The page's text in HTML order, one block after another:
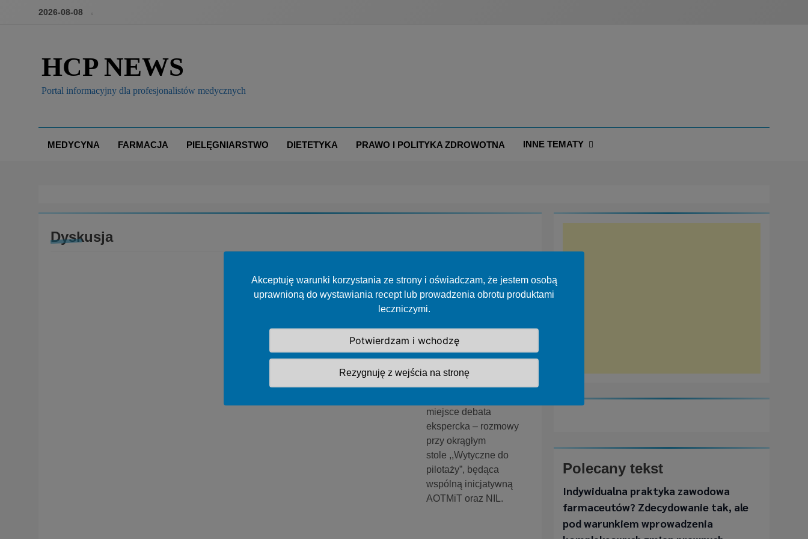
2026-08-08
HCP NEWS
Portal informacyjny dla profesjonalistów medycznych
MEDYCYNA FARMACJA PIELĘGNIARSTWO DIETETYKA PRAWO I POLITYKA ZDROWOTNA INNE TEMATY
Akceptuję warunki korzystania ze strony i oświadczam, że jestem osobą
uprawnioną do wystawiania recept lub prowadzenia obrotu produktami
leczniczymi.
Potwierdzam i wchodzę
Rezygnuję z wejścia na stronę
Dyskusja
KONFERENCJE, SZKOLENIA
Rozmowy przy
okrągłym stole
,,Wytyczne do
debata
ekspercka
AOTMiT i NIL
miejsce debata
ekspercka – rozmowy
przy okrągłym
stole ,,Wytyczne do
pilotaży”, będąca
wspólną inicjatywną
AOTMiT oraz NIL.
Polecany tekst
Indywidualna praktyka zawodowa
farmaceutów? Zdecydowanie tak, ale
pod warunkiem wprowadzenia